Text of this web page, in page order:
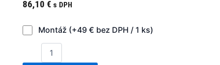
86,10 € s DPH
Montáž (+49 € bez DPH / 1 ks)